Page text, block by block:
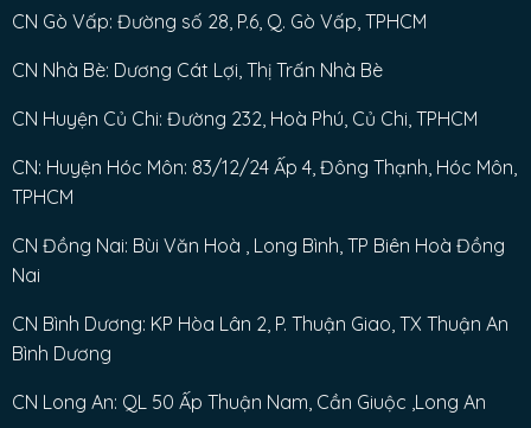
CN Gò Vấp: Đường số 28, P.6, Q. Gò Vấp, TPHCM
CN Nhà Bè: Dương Cát Lợi, Thị Trấn Nhà Bè
CN Huyện Củ Chi: Đường 232, Hoà Phú, Củ Chi, TPHCM
CN: Huyện Hóc Môn: 83/12/24 Ấp 4, Đông Thạnh, Hóc Môn,
TPHCM
CN Đồng Nai: Bùi Văn Hoà , Long Bình, TP Biên Hoà Đồng
Nai
CN Bình Dương: KP Hòa Lân 2, P. Thuận Giao, TX Thuận An
Bình Dương
CN Long An: QL 50 Ấp Thuận Nam, Cần Giuộc ,Long An